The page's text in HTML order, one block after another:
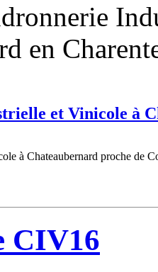
en
et Vinicole à
à Chateaubernard proche de
CIV16